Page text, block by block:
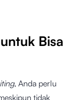
Bisa
, Anda perlu
tidak